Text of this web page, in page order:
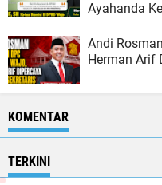
Ayahanda
Andi
Herman Arif
KOMENTAR
TERKINI